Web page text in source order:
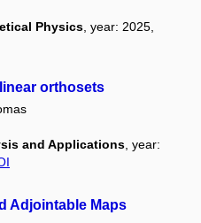
Physics , year: 2025,
orthosets
and Applications , year:
Adjointable Maps